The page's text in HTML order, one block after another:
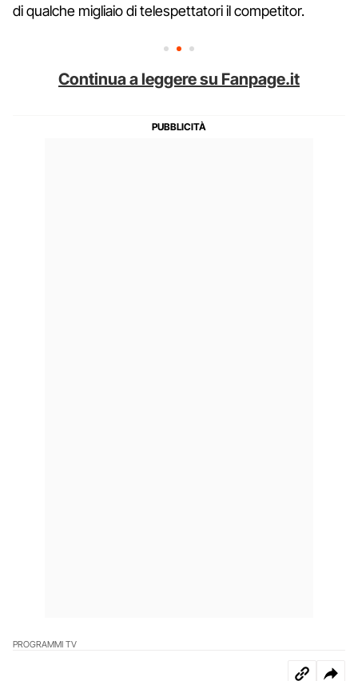
di qualche migliaio di telespettatori il competitor.
Continua a leggere su Fanpage.it
PROGRAMMI TV